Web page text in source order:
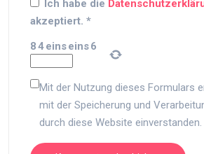
Ich habe die
akzeptiert. *
84einseins6
Mit der Nutzung dieses Formulars
mit der Speicherung und
durch diese Website einverstanden.